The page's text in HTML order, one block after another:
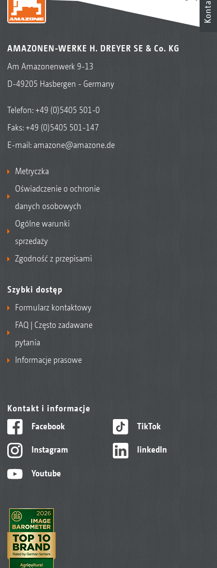
AMAZONEN-WERKE H. DREYER SE & Co. KG
Am Amazonenwerk 9-13
D-49205 Hasbergen - Germany
Telefon:+49 (0)5405 501-0
Faks: +49 (0)5405 501-147
E-mail: amazone@amazone.de
Metryczka
Oświadczenie o ochronie
danych osobowych
Ogólne warunki
sprzedaży
Zgodność z przepisami
Szybki dostęp
Formularz kontaktowy
FAQ | Często zadawane
pytania
Informacje prasowe
Kontakt i informacje
Facebook
Instagram
Youtube
TikTok
linkedIn
Kontakt